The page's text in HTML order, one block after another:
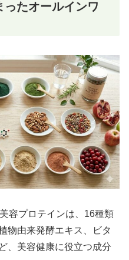
たオールインワ
容プロテインは、16種類
物由来発酵エキス、ビタ
、美容健康に役立つ成分